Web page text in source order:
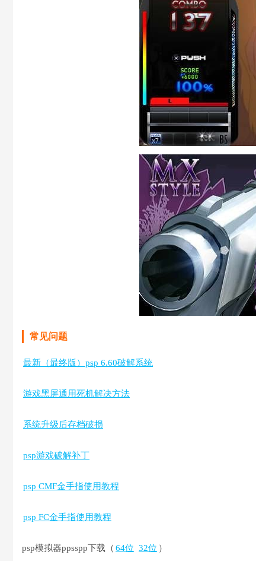
常见问题
最新（最终版）psp 6.60破解系统
游戏黑屏通用死机解决方法
系统升级后存档破损
psp游戏破解补丁
psp CMF金手指使用教程
psp FC金手指使用教程
psp模拟器ppsspp下载（ 64位 32位 ）